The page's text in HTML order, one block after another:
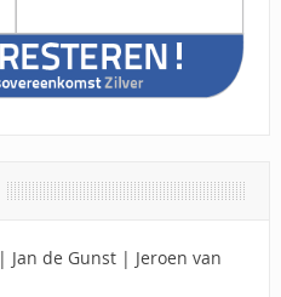
| Jan de Gunst | Jeroen van